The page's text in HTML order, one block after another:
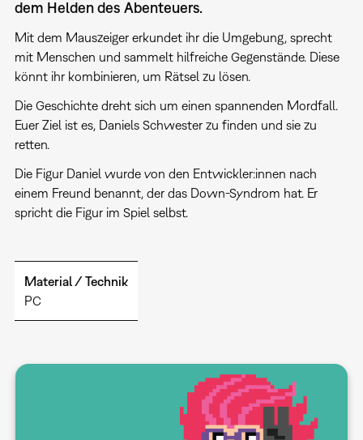
dem Helden des Abenteuers.
Mit dem Mauszeiger erkundet ihr die Umgebung, sprecht
mit Menschen und sammelt hilfreiche Gegenstände. Diese
könnt ihr kombinieren, um Rätsel zu lösen.
Die Geschichte dreht sich um einen spannenden Mordfall.
Euer Ziel ist es, Daniels Schwester zu finden und sie zu
retten.
Die Figur Daniel wurde von den Entwickler:innen nach
einem Freund benannt, der das Down-Syndrom hat. Er
spricht die Figur im Spiel selbst.
Material / Technik
PC